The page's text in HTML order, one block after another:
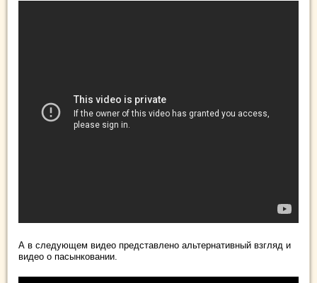
А в следующем видео представлено альтернативный взгляд и
видео о пасынковании.